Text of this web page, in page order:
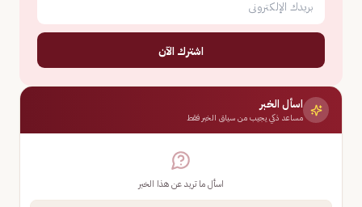
اشترك الآن
اسأل الخبر
مساعد ذكي يجيب من سياق الخبر فقط
اسأل ما تريد عن هذا الخبر